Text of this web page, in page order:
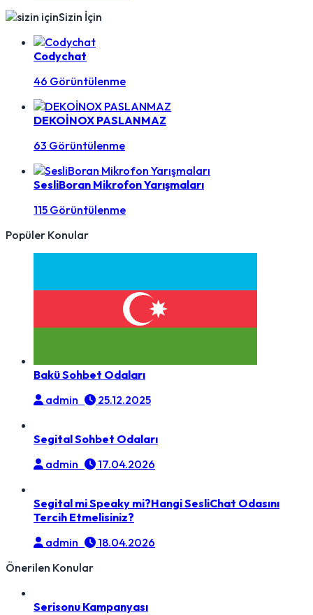
Sizin İçin
Codychat
46 Görüntülenme
DEKOİNOX PASLANMAZ
63 Görüntülenme
SesliBoran Mikrofon Yarışmaları
115 Görüntülenme
Popüler Konular
Bakü Sohbet Odaları
admin
25.12.2025
Segital Sohbet Odaları
admin
17.04.2026
Segital mi Speaky mi?Hangi SesliChat Odasını
Tercih Etmelisiniz?
admin
18.04.2026
Önerilen Konular
Serisonu Kampanyası